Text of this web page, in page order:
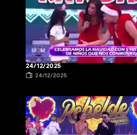
24/12/2025
24/12/2025